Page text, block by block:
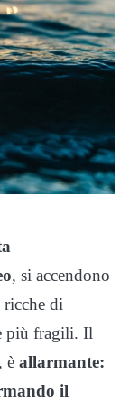
, si accendono
di
più fragili. Il
è allarmante:
il